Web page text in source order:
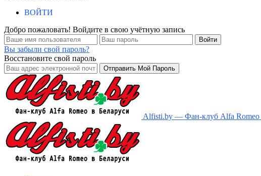
ВОЙТИ
Добро пожаловать! Войдите в свою учётную запись
Вы забыли свой пароль?
Восстановите свой пароль
Alfisti.by — Фан-клуб Alfa Romeo